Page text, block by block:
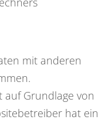
mit anderen
auf Grundlage von
hat ein